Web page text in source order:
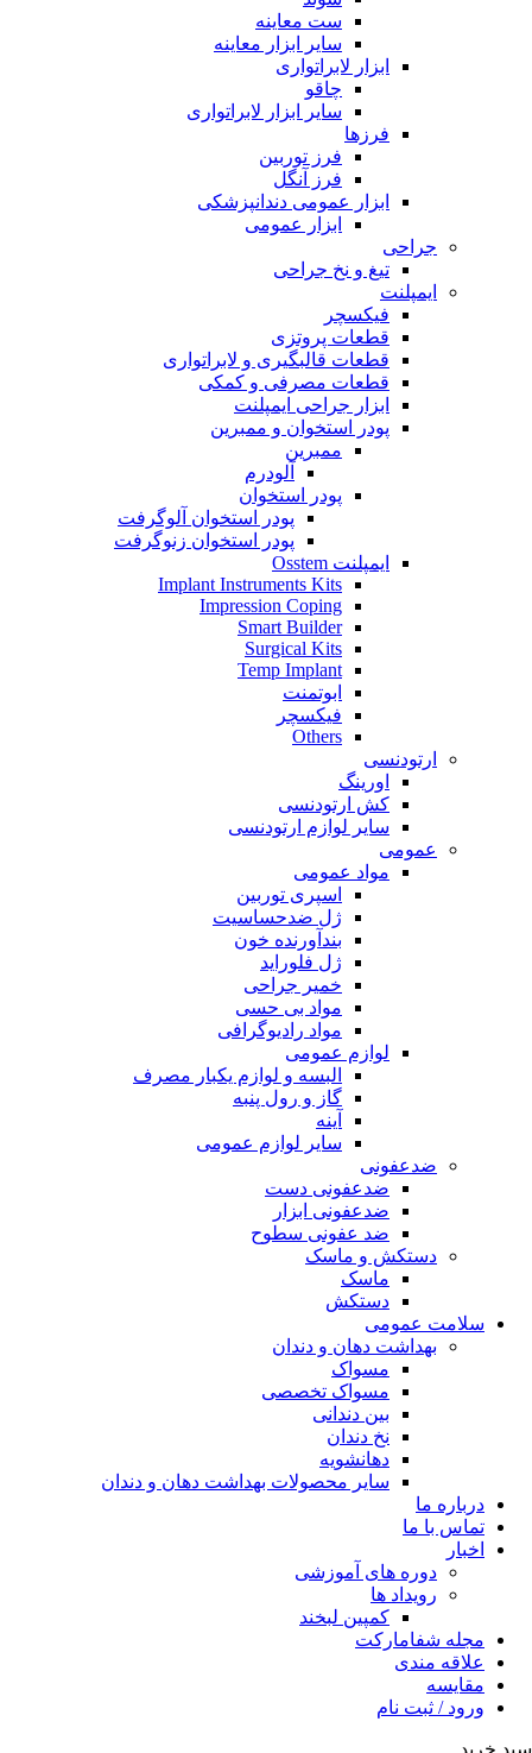
ست معاینه
سایر ابزار معاینه
ابزار لابراتواری
چاقو
سایر ابزار لابراتواری
فرزها
فرز توربین
فرز آنگل
ابزار عمومی دندانپزشکی
ابزار عمومی
جراحی
تیغ و نخ جراحی
ایمپلنت
فیکسچر
قطعات پروتزی
قطعات قالبگیری و لابراتواری
قطعات مصرفی و کمکی
ابزار جراحی ایمپلنت
پودر استخوان و ممبرین
ممبرین
آلودرم
پودر استخوان
پودر استخوان آلوگرفت
پودر استخوان زنوگرفت
ایمپلنت Osstem
Implant Instruments Kits
Impression Coping
Smart Builder
Surgical Kits
Temp Implant
ابوتمنت
فیکسچر
Others
ارتودنسی
اورینگ
کش ارتودنسی
سایر لوازم ارتودنسی
عمومی
مواد عمومی
اسپری توربین
ژل ضدحساسیت
بندآورنده خون
ژل فلوراید
خمیر جراحی
مواد بی حسی
مواد رادیوگرافی
لوازم عمومی
البسه و لوازم یکبار مصرف
گاز و رول پنبه
آینه
سایر لوازم عمومی
ضدعفونی
ضدعفونی دست
ضدعفونی ابزار
ضد عفونی سطوح
دستکش و ماسک
ماسک
دستکش
سلامت عمومی
بهداشت دهان و دندان
مسواک
مسواک تخصصی
بین دندانی
نخ دندان
دهانشویه
سایر محصولات بهداشت دهان و دندان
درباره ما
تماس با ما
اخبار
دوره های آموزشی
رویداد ها
کمپین لبخند
مجله شفامارکت
علاقه مندی
مقایسه
ورود / ثبت نام
سبد خرید